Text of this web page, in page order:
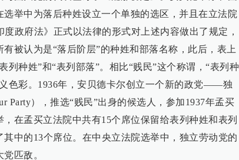
举中为落后种姓设立一个单独的选区，并且在立法院
度政府法》正式以法律的形式对上述内容做出了规定，
被认为是“落后阶层”的种姓和部落名称，此后，表上
列种姓”和“表列部落”。相比“贱民”这个称谓，“表列种
色彩。1936年，安贝德卡尔创立一个新的政党——独
Party），推选“贱民”出身的候选人，参加1937年孟买
在孟买立法院中共有15个席位保留给表列种姓和表列
中的13个席位。在中央立法院选举中，独立劳动党的
匹敌。